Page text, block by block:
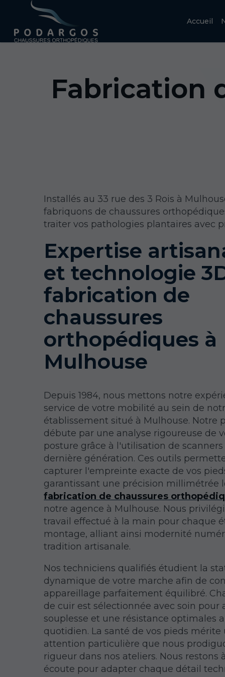
Accueil
Fabrication
Installés au 33 rue des 3 Rois à
fabriquons de chaussures
traiter vos pathologies plantaires avec
Expertise
et technologie
fabrication de
chaussures
orthopédiques à
Mulhouse
Depuis 1984, nous mettons notre
service de votre mobilité au sein de
établissement situé à Mulhouse. Notre
débute par une analyse rigoureuse de
posture grâce à l'utilisation de scanners
dernière génération. Ces outils
capturer l'empreinte exacte de vos
garantissant une précision millimétrée
fabrication de chaussures
notre agence à Mulhouse. Nous
travail effectué à la main pour chaque
montage, alliant ainsi modernité
tradition artisanale.
Nos techniciens qualifiés étudient la
dynamique de votre marche afin de
appareillage parfaitement équilibré.
de cuir est sélectionnée avec soin pour
souplesse et une résistance optimales
quotidien. La santé de vos pieds mérite
attention particulière que nous
rigueur dans nos ateliers. Nous restons
écoute pour adapter chaque détail